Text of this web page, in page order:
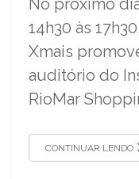
14h30 às
Xmais
auditório do
RioMar
CONTINUAR LENDO